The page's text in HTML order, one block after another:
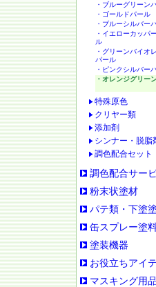
・ブルーグリーン
・ゴールドパール
・ブルーシルバー
・イエローカッパ
ル
・グリーンバイオ
パール
・ピンクシルバー
・オレンジグリー
特殊原色
クリヤー類
添加剤
シンナー・脱脂
調色配合セット
調色配合サー
粉末状塗材
パテ類・下塗
缶スプレー塗
塗装機器
お役立ちアイ
マスキング用品